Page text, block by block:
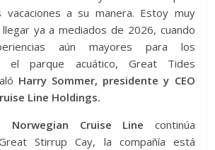
a su manera. Estoy muy
ya a mediados de 2026, cuando
aún mayores para los
el parque acuático, Great Tides
Harry Sommer, presidente y CEO
Line Holdings.
Norwegian Cruise Line continúa
Stirrup Cay, la compañía está